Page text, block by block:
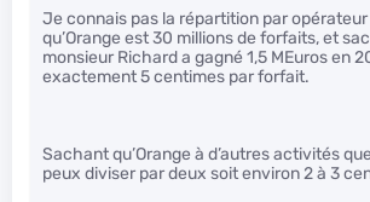
Je connais pas la répartition par
qu’Orange est 30 millions de forfaits, et
monsieur Richard a gagné 1,5 MEuros en
exactement 5 centimes par forfait.
Sachant qu’Orange à d’autres activités
peux diviser par deux soit environ 2 à 3